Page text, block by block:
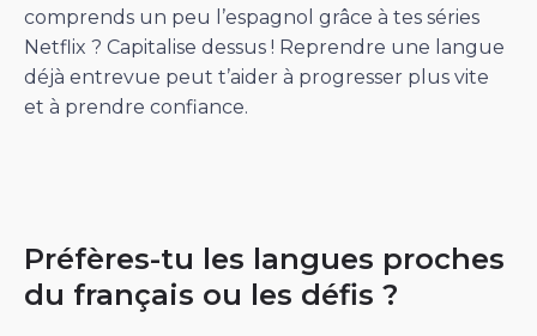
comprends un peu l’espagnol grâce à tes séries
Netflix ? Capitalise dessus ! Reprendre une langue
déjà entrevue peut t’aider à progresser plus vite
et à prendre confiance.
Préfères-tu les langues proches
du français ou les défis ?